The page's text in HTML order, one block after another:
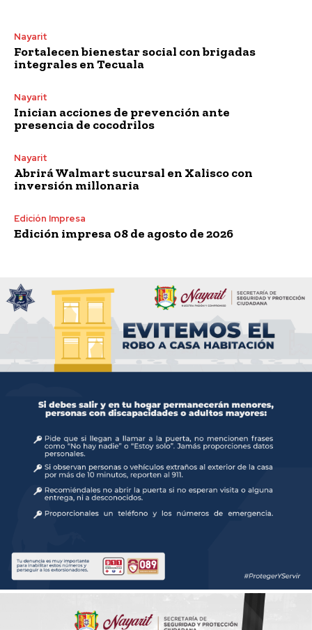
Nayarit
Fortalecen bienestar social con brigadas
integrales en Tecuala
Nayarit
Inician acciones de prevención ante
presencia de cocodrilos
Nayarit
Abrirá Walmart sucursal en Xalisco con
inversión millonaria
Edición Impresa
Edición impresa 08 de agosto de 2026